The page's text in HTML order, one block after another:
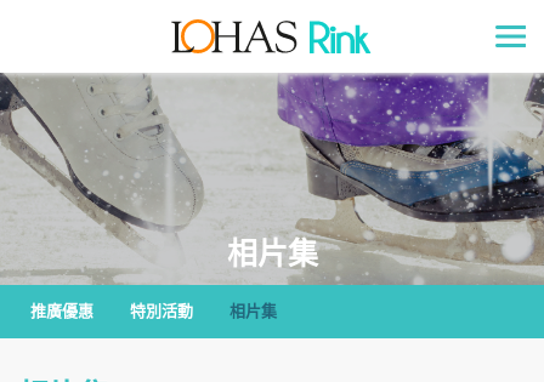
相片集
推廣優惠 特別活動 相片集